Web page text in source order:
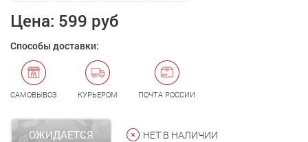
Цена: 599 руб
Способы доставки:
САМОВЫВОЗ КУРЬЕРОМ ПОЧТА РОССИИ
ОЖИДАЕТСЯ НЕТ В НАЛИЧИИ